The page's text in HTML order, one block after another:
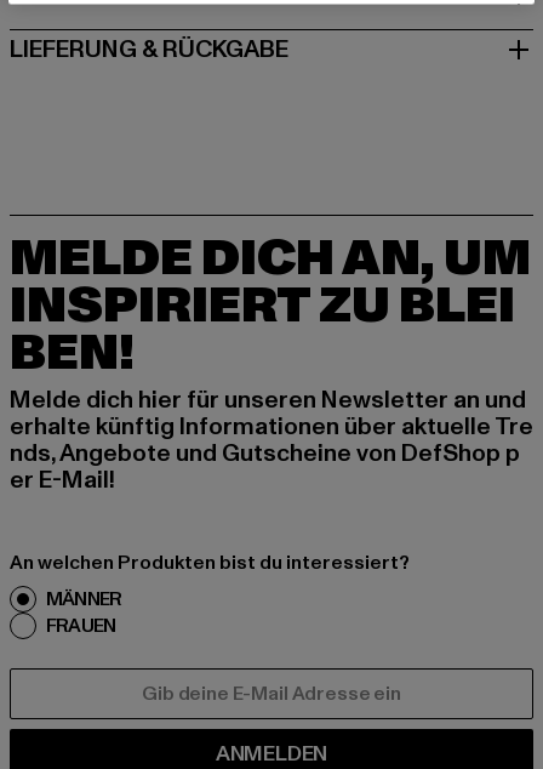
LIEFERUNG & RÜCKGABE
MELDE DICH AN, UM
INSPIRIERT ZU BLEI
BEN!
Melde dich hier für unseren Newsletter an und
erhalte künftig Informationen über aktuelle Tre
nds, Angebote und Gutscheine von DefShop p
er E-Mail!
An welchen Produkten bist du interessiert?
MÄNNER
FRAUEN
ANMELDEN